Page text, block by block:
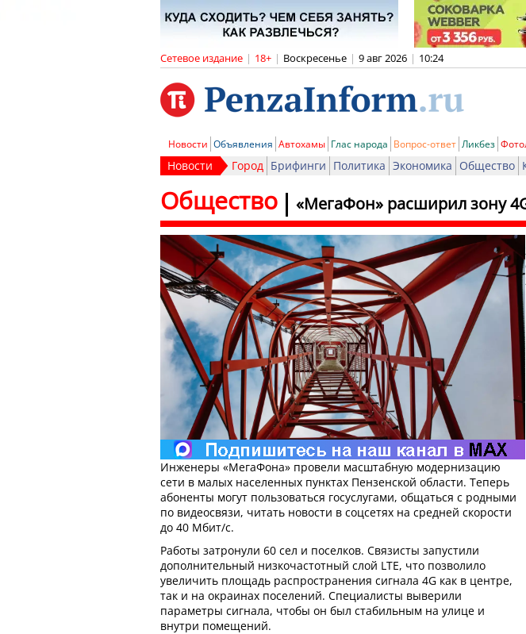
Сетевое издание | 18+ | Воскресенье | 9 авг 2026 | 10:24
Новости Объявления Автохамы Глас народа Вопрос-ответ Ликбез
Новости Город Брифинги Политика Экономика Общество
«МегаФон» расширил зону
Общество
Инженеры «МегаФона» провели масштабную модернизацию
сети в малых населенных пунктах Пензенской области. Теперь
абоненты могут пользоваться госуслугами, общаться с родными
по видеосвязи, читать новости в соцсетях на средней скорости
до 40 Мбит/с.
Работы затронули 60 сел и поселков. Связисты запустили
дополнительный низкочастотный слой LTE, что позволило
увеличить площадь распространения сигнала 4G как в центре,
так и на окраинах поселений. Специалисты выверили
параметры сигнала, чтобы он был стабильным на улице и
внутри помещений.